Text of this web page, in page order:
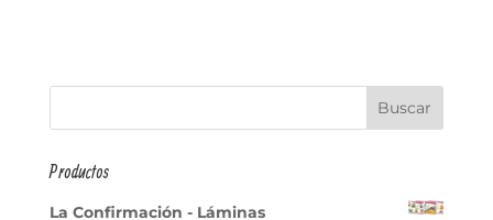
Productos
La Confirmación - Láminas